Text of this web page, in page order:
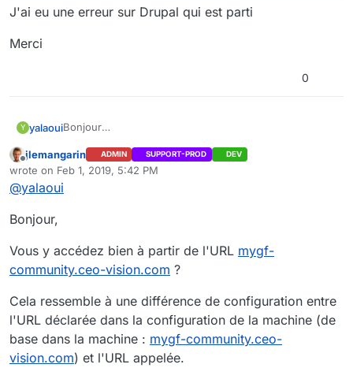
J'ai eu une erreur sur Drupal qui est parti
Merci
0
Y yalaouiBonjour
plus bon
Merci
Offline
jlemangarin ADMIN SUPPORT-PROD DEV
wrote on Feb 1, 2019, 5:42 PM
last edited by jlemangarinFeb 4, 2019, 11:13 AM
@yalaoui
Bonjour,
Vous y accédez bien à partir de l'URL mygf-
community.ceo-vision.com ?
Cela ressemble à une différence de configuration entre
l'URL déclarée dans la configuration de la machine (de
base dans la machine : mygf-community.ceo-
vision.com) et l'URL appelée.